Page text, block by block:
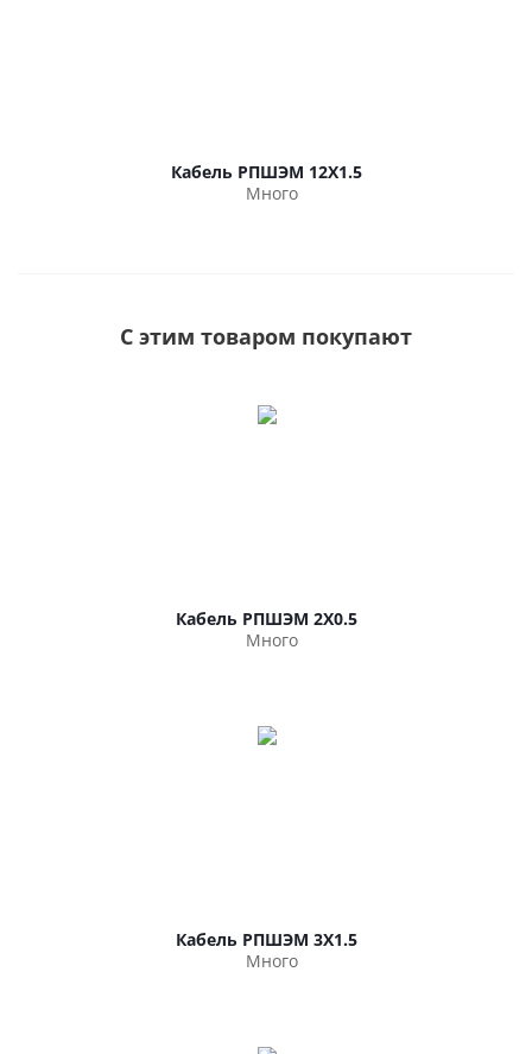
Кабель РПШЭМ 12Х1.5
Много
С этим товаром покупают
Кабель РПШЭМ 2Х0.5
Много
Кабель РПШЭМ 3Х1.5
Много